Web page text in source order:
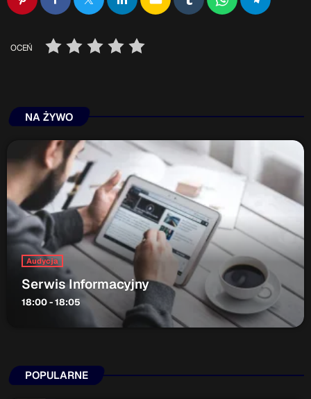
ON AIR
Serwis Informacyjny
18:00 - 18:05
Upcoming shows
Gość Dnia
16:00 - 16:15
OCEŃ
NA ŻYWO
Audycja
Serwis Informacyjny
18:00 - 18:05
POPULARNE